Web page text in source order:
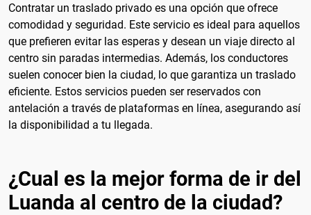
Contratar un traslado privado es una opción que ofrece
comodidad y seguridad. Este servicio es ideal para aquellos
que prefieren evitar las esperas y desean un viaje directo al
centro sin paradas intermedias. Además, los conductores
suelen conocer bien la ciudad, lo que garantiza un traslado
eficiente. Estos servicios pueden ser reservados con
antelación a través de plataformas en línea, asegurando así
la disponibilidad a tu llegada.
¿Cual es la mejor forma de ir del
Luanda al centro de la ciudad?